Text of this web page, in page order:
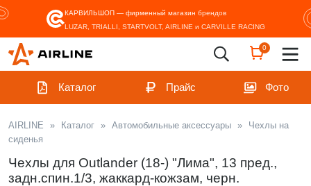
КАРВИЛЬШОП — фирменный магазин брендов
LUZAR, TRIALLI, STARTVOLT, AIRLINE и CARVILLE RACING
0
Каталог Прайс Фото
AIRLINE » Каталог » Автомобильные аксессуары »
Чехлы на
сиденья
Чехлы для Outlander (18-) "Лима", 13 пред.,
задн.спин.1/3, жаккард-кожзам, черн.